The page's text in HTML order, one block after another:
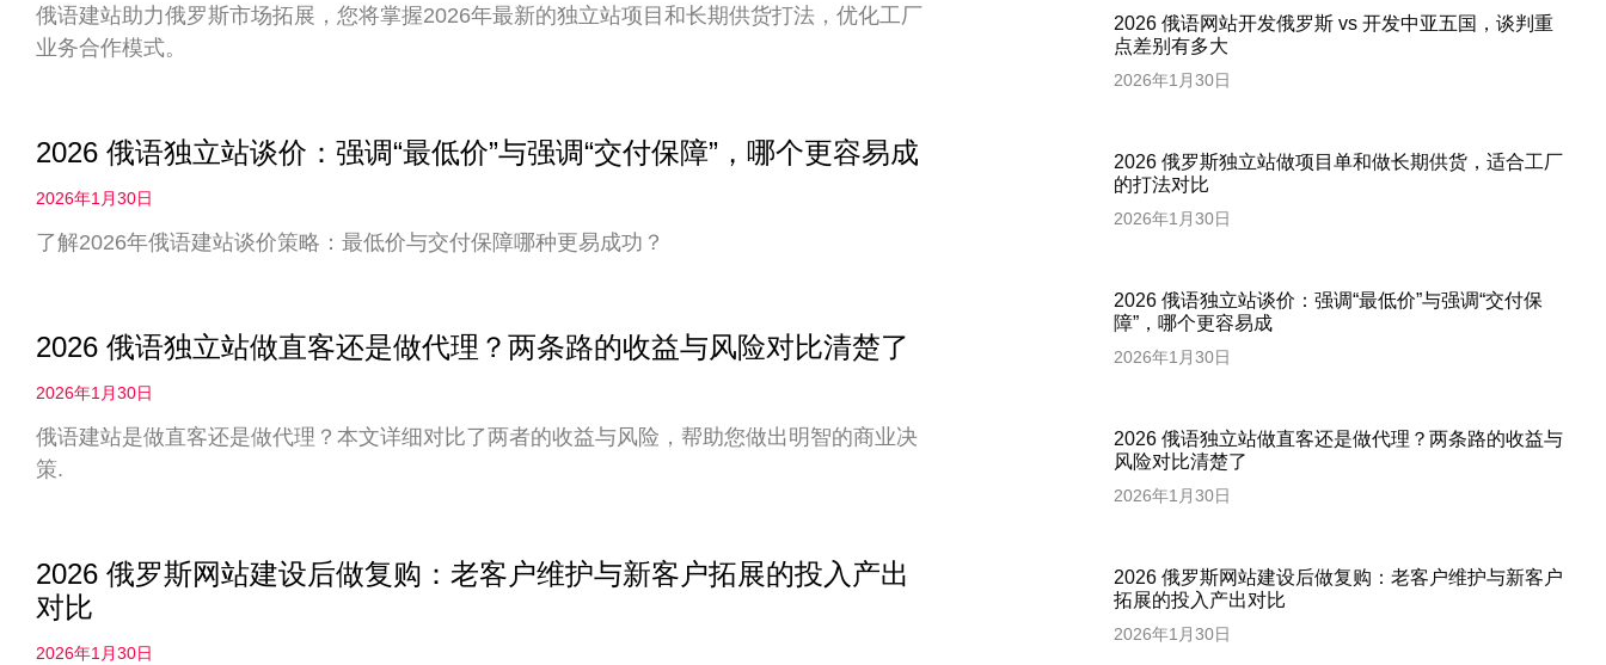
俄语建站助力俄罗斯市场拓展，您将掌握2026年最新的独立站项目和长期供货打法，优化工厂
业务合作模式。
2026 俄语独立站谈价：强调“最低价”与强调“交付保障”，哪个更容易成
2026年1月30日
了解2026年俄语建站谈价策略：最低价与交付保障哪种更易成功？
2026 俄语独立站做直客还是做代理？两条路的收益与风险对比清楚了
2026年1月30日
俄语建站是做直客还是做代理？本文详细对比了两者的收益与风险，帮助您做出明智的商业决
策.
2026 俄罗斯网站建设后做复购：老客户维护与新客户拓展的投入产出
对比
2026年1月30日
2026 俄语网站开发俄罗斯 vs 开发中亚五国，谈判重
点差别有多大
2026年1月30日
2026 俄罗斯独立站做项目单和做长期供货，适合工厂
的打法对比
2026年1月30日
2026 俄语独立站谈价：强调“最低价”与强调“交付保
障”，哪个更容易成
2026年1月30日
2026 俄语独立站做直客还是做代理？两条路的收益与
风险对比清楚了
2026年1月30日
2026 俄罗斯网站建设后做复购：老客户维护与新客户
拓展的投入产出对比
2026年1月30日